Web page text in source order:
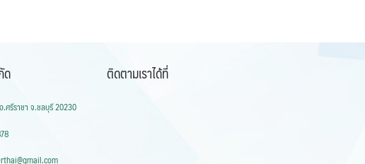
ด
รีราชา จ.ชลบุรี 20230
ติดตามเราได้ที่